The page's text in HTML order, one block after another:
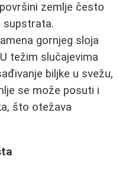
zemlje često
supstrata.
gornjeg sloja
težim slučajevima
biljke u svežu,
se može posuti i
što otežava